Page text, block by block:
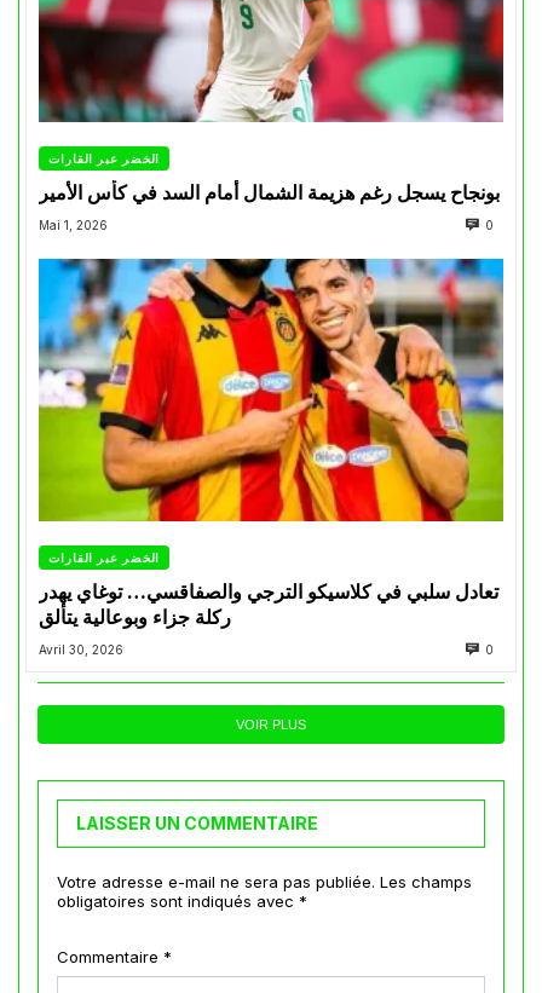
الخضر عبر القارات
بونجاح يسجل رغم هزيمة الشمال أمام السد في كأس الأمير
Mai 1, 2026 0
الخضر عبر القارات
تعادل سلبي في كلاسيكو الترجي والصفاقسي… توغاي يهدر
ركلة جزاء وبوعالية يتألق
Avril 30, 2026 0
VOIR PLUS
LAISSER UN COMMENTAIRE
Votre adresse e-mail ne sera pas publiée. Les champs
obligatoires sont indiqués avec *
Commentaire *